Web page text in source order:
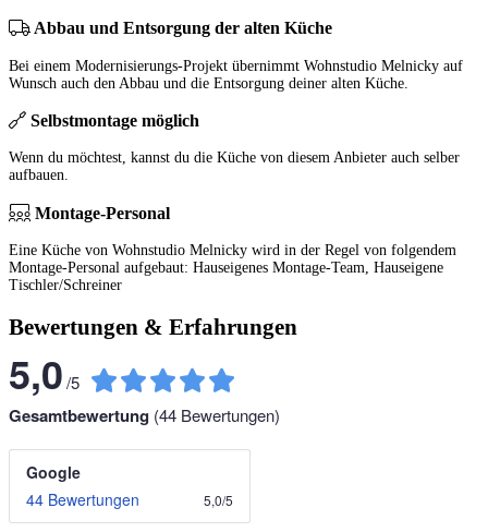
Abbau und Entsorgung der alten Küche
Bei einem Modernisierungs-Projekt übernimmt Wohnstudio Melnicky auf
Wunsch auch den Abbau und die Entsorgung deiner alten Küche.
Selbstmontage möglich
Wenn du möchtest, kannst du die Küche von diesem Anbieter auch selber
aufbauen.
Montage-Personal
Eine Küche von Wohnstudio Melnicky wird in der Regel von folgendem
Montage-Personal aufgebaut: Hauseigenes Montage-Team, Hauseigene
Tischler/Schreiner
Bewertungen & Erfahrungen
5,0/5
Gesamtbewertung (44 Bewertungen)
Google
44 Bewertungen
5,0/5